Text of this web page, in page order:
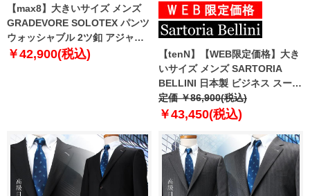
【max8】大きいサイズ メンズ
GRADEVORE SOLOTEX パンツ
ウォッシャブル 2ツ釦 アジャス
ター付 スーツ ビジネススーツ リ
￥42,900(税込)
【tenN】【WEB限定価格】大き
いサイズ メンズ SARTORIA
BELLINI 日本製 ビジネス スーツ
アジャスター付 シングル 2ツ釦
ビジネススーツ 高級スーツ 上下
定価 ￥86,900(税込)
￥43,450(税込)